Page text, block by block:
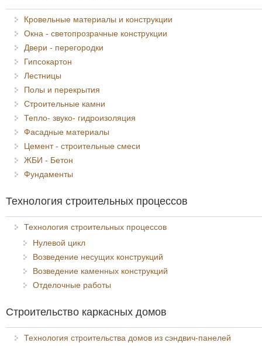
Кровельные материалы и конструкции
Окна - светопрозрачные конструкции
Двери - перегородки
Гипсокартон
Лестницы
Полы и перекрытия
Строительные камни
Тепло- звуко- гидроизоляция
Фасадные материалы
Цемент - строительные смеси
ЖБИ - Бетон
Фундаменты
Технология строительных процессов
Технология строительных процессов
Нулевой цикл
Возведение несущих конструкций
Возведение каменных конструкций
Отделочные работы
Строительство каркасных домов
Технология строительства домов из сэндвич-панелей